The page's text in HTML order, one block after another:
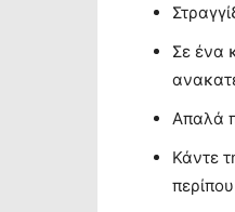
Σε ένα
Aπαλά
Κάντε
περίπου